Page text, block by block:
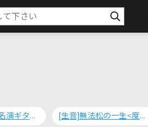
[名演]王将 「名演ギター 斉藤 功」 [生音]無法松の一生<度胸千両入り>